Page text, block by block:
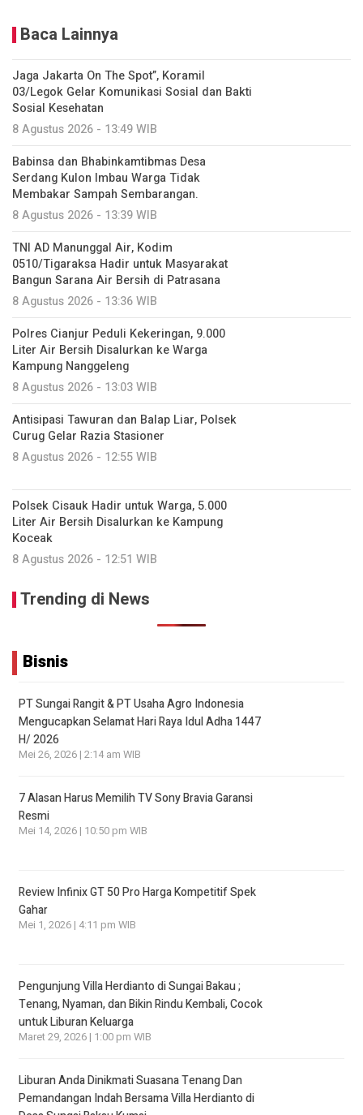
Baca Lainnya
Jaga Jakarta On The Spot”, Koramil
03/Legok Gelar Komunikasi Sosial dan Bakti
Sosial Kesehatan
8 Agustus 2026 - 13:49 WIB
Babinsa dan Bhabinkamtibmas Desa
Serdang Kulon Imbau Warga Tidak
Membakar Sampah Sembarangan.
8 Agustus 2026 - 13:39 WIB
TNI AD Manunggal Air, Kodim
0510/Tigaraksa Hadir untuk Masyarakat
Bangun Sarana Air Bersih di Patrasana
8 Agustus 2026 - 13:36 WIB
Polres Cianjur Peduli Kekeringan, 9.000
Liter Air Bersih Disalurkan ke Warga
Kampung Nanggeleng
8 Agustus 2026 - 13:03 WIB
Antisipasi Tawuran dan Balap Liar, Polsek
Curug Gelar Razia Stasioner
8 Agustus 2026 - 12:55 WIB
Polsek Cisauk Hadir untuk Warga, 5.000
Liter Air Bersih Disalurkan ke Kampung
Koceak
8 Agustus 2026 - 12:51 WIB
Trending di News
Bisnis
PT Sungai Rangit & PT Usaha Agro Indonesia
Mengucapkan Selamat Hari Raya Idul Adha 1447
H/ 2026
Mei 26, 2026 | 2:14 am WIB
7 Alasan Harus Memilih TV Sony Bravia Garansi
Resmi
Mei 14, 2026 | 10:50 pm WIB
Review Infinix GT 50 Pro Harga Kompetitif Spek
Gahar
Mei 1, 2026 | 4:11 pm WIB
Pengunjung Villa Herdianto di Sungai Bakau ;
Tenang, Nyaman, dan Bikin Rindu Kembali, Cocok
untuk Liburan Keluarga
Maret 29, 2026 | 1:00 pm WIB
Liburan Anda Dinikmati Suasana Tenang Dan
Pemandangan Indah Bersama Villa Herdianto di